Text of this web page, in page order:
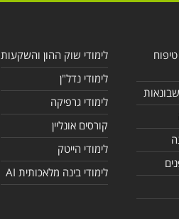
לימודי שוק ההון והשקעות
לימודי נדל"ן
לימודי גרפיקה
קורסים אונליין
לימודי הייטק
לימודי בינה מלאכותית AI